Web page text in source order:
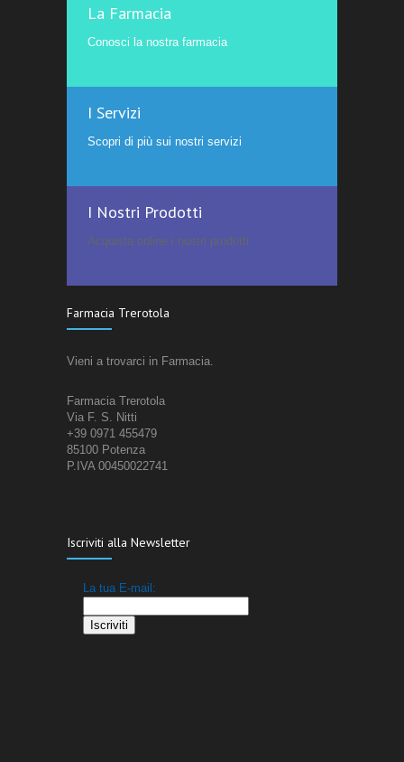
La Farmacia
Conosci la nostra farmacia
I Servizi
Scopri di più sui nostri servizi
I Nostri Prodotti
Acquista online i nostri prodotti
Farmacia Trerotola
Vieni a trovarci in Farmacia.
Farmacia Trerotola
Via F. S. Nitti
+39 0971 455479
85100 Potenza
P.IVA 00450022741
Iscriviti alla Newsletter
La tua E-mail:
Iscriviti